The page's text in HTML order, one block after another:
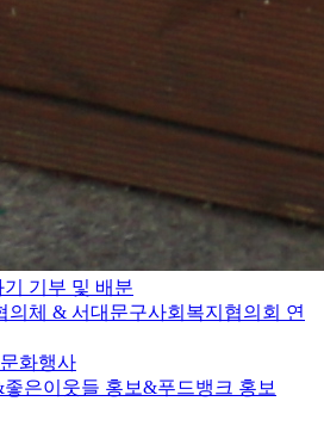
기부 및 배분
의체 & 서대문구사회복지협의회 연
화행사
은이웃들 홍보&푸드뱅크 홍보